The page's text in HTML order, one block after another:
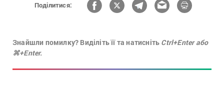
Поділитися:
Знайшли помилку? Виділіть її та натисніть Ctrl+Enter або
⌘+Enter.